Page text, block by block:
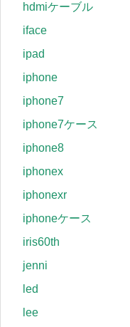
hdmiケーブル
iface
ipad
iphone
iphone7
iphone7ケース
iphone8
iphonex
iphonexr
iphoneケース
iris60th
jenni
led
lee